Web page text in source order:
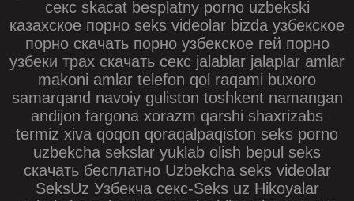
секс skacat besplatny porno uzbekski
казахское порно seks videolar bizda узбекское
порно скачать порно узбекское гей порно
узбеки трах скачать секс jalablar jalaplar amlar
makoni amlar telefon qol raqami buxoro
samarqand navoiy guliston toshkent namangan
andijon fargona xorazm qarshi shaxrizabs
termiz xiva qoqon qoraqalpaqiston seks porno
uzbekcha sekslar yuklab olish bepul seks
скачать бесплатно Uzbekcha seks videolar
SeksUz Узбекча секс-Seks uz Hikoyalar